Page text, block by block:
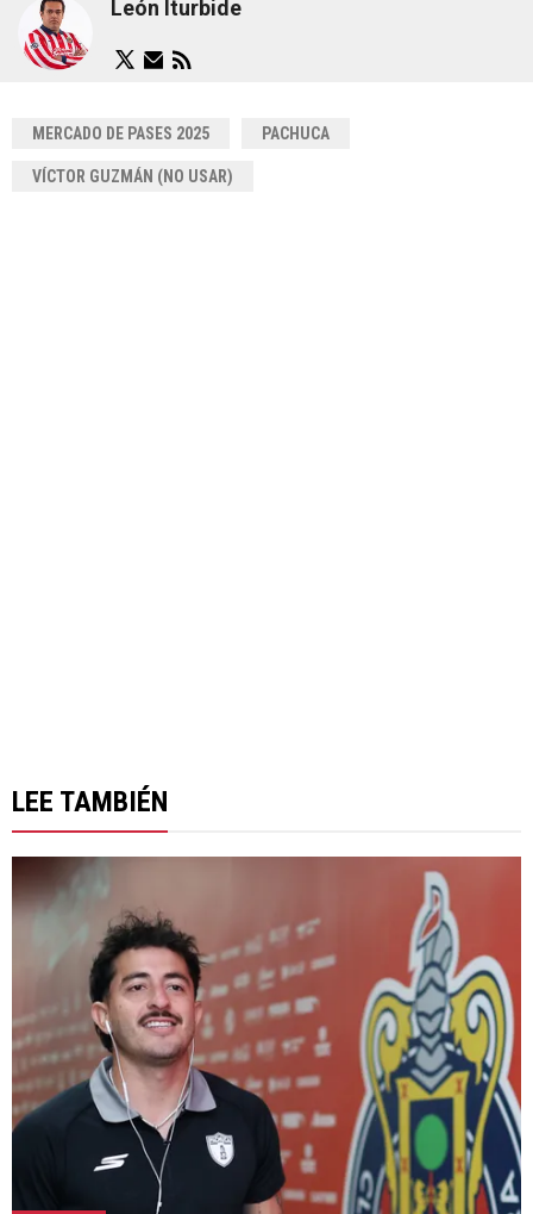
León Iturbide
MERCADO DE PASES 2025 PACHUCA
VÍCTOR GUZMÁN (NO USAR)
LEE TAMBIÉN